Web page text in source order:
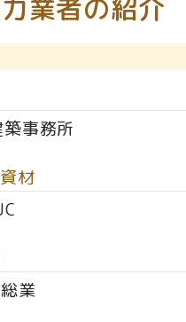
業者の紹介
事務所
材
業